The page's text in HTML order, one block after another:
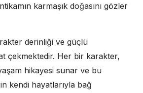
karmaşık doğasını gözler
derinliği ve güçlü
çekmektedir. Her bir karakter,
hikayesi sunar ve bu
kendi hayatlarıyla bağ